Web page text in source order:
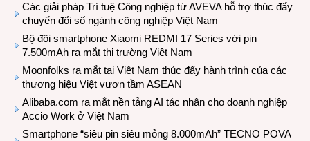
Các giải pháp Trí tuệ Công nghiệp từ AVEVA hỗ trợ thúc đẩy
chuyển đổi số ngành công nghiệp Việt Nam
Bộ đôi smartphone Xiaomi REDMI 17 Series với pin
7.500mAh ra mắt thị trường Việt Nam
Moonfolks ra mắt tại Việt Nam thúc đẩy hành trình của các
thương hiệu Việt vươn tầm ASEAN
Alibaba.com ra mắt nền tảng AI tác nhân cho doanh nghiệp
Accio Work ở Việt Nam
Smartphone “siêu pin siêu mỏng 8.000mAh” TECNO POVA